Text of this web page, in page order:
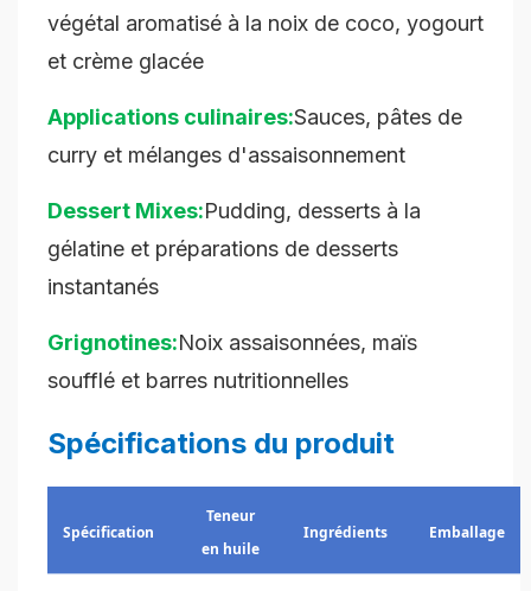
végétal aromatisé à la noix de coco, yogourt
et crème glacée
Applications culinaires:Sauces, pâtes de
curry et mélanges d'assaisonnement
Dessert Mixes:Pudding, desserts à la
gélatine et préparations de desserts
instantanés
Grignotines:Noix assaisonnées, maïs
soufflé et barres nutritionnelles
Spécifications du produit
Spécification
Teneur
en huile
Ingrédients Emballage